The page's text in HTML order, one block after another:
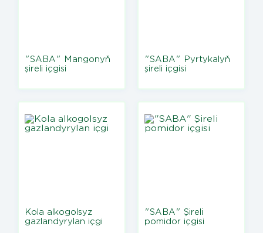
"SABA" Mangonyň
şireli içgisi
"SABA" Pyrtykalyň
şireli içgisi
Kola alkogolsyz
gazlandyrylan içgi
"SABA" Şireli
pomidor içgisi